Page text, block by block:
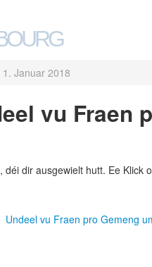
Januar 2018
vu Fraen
dir ausgewielt hutt. Ee
Undeel vu Fraen pro Gemeng